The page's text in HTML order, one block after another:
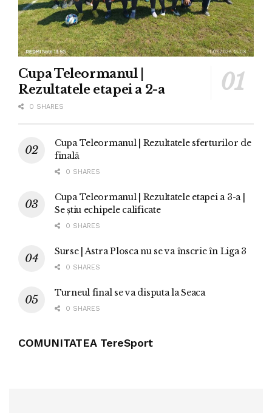
Cupa Teleormanul |
Rezultatele etapei a 2-a
0 SHARES
Cupa Teleormanul | Rezultatele sferturilor de
finală
0 SHARES
Cupa Teleormanul | Rezultatele etapei a 3-a |
Se știu echipele calificate
0 SHARES
Surse | Astra Plosca nu se va înscrie în Liga 3
0 SHARES
Turneul final se va disputa la Seaca
0 SHARES
COMUNITATEA TereSport